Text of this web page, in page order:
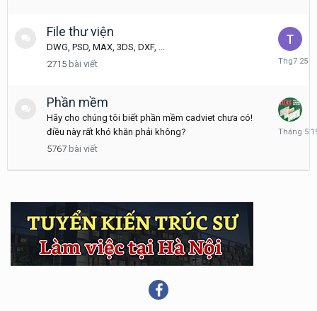
File thư viện
DWG, PSD, MAX, 3DS, DXF, ...
2715 bài viết
Tháng
Phần mềm
Hãy cho chúng tôi biết phần mềm cadviet chưa có!
điều này rất khó khăn phải không?
5767 bài viết
Tháng